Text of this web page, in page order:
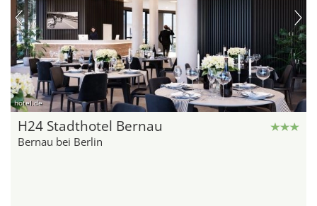
hotel.de
H24 Stadthotel Bernau
Bernau bei Berlin